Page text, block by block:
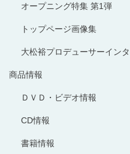
オープニング特集 第1弾
トップページ画像集
大松裕プロデューサーイン
商品情報
ＤＶＤ・ビデオ情報
CD情報
書籍情報